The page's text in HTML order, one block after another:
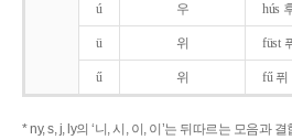
ú 우 hús
ü 위 füst
ű 위 fű 퓌
* ny, s, j, ly의 ‘니, 시, 이, 이’는 뒤따르는 모음과